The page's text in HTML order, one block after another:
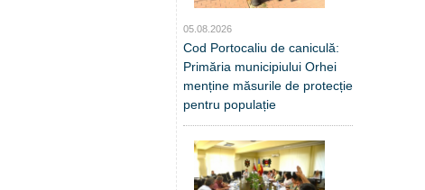
05.08.2026
Cod Portocaliu de caniculă:
Primăria municipiului Orhei
menține măsurile de protecție
pentru populație